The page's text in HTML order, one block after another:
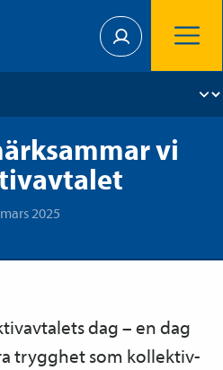
vi
2025
dag – en dag
trygghet som kollektiv­